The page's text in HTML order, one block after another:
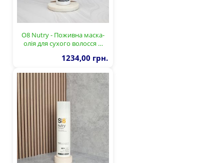
О8 Nutry - Поживна маска-
олія для сухого волосся …
1234,00 грн.